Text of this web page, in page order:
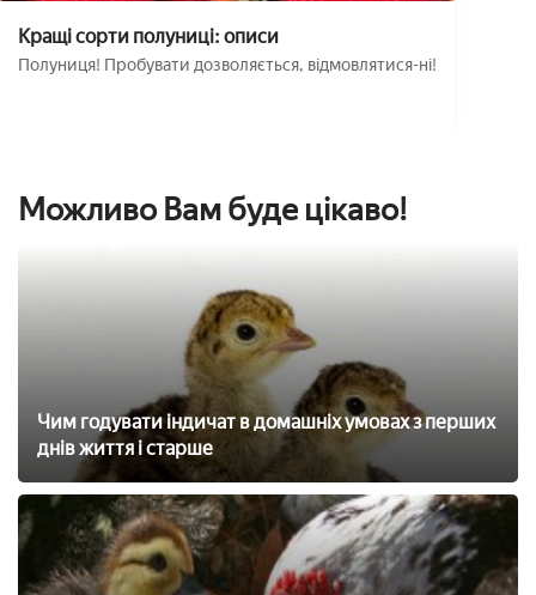
Кращі сорти полуниці: описи
Полуниця! Пробувати дозволяється, відмовлятися-ні!
Можливо Вам буде цікаво!
Чим годувати індичат в домашніх умовах з перших
днів життя і старше